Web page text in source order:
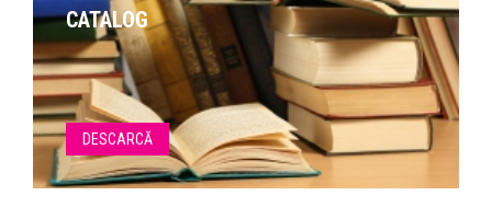
CATALOG
DESCARCĂ